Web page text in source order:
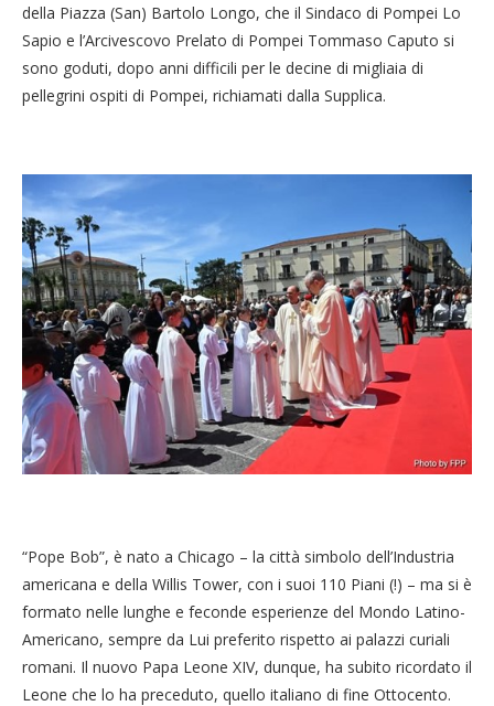
della Piazza (San) Bartolo Longo, che il Sindaco di Pompei Lo
Sapio e l’Arcivescovo Prelato di Pompei Tommaso Caputo si
sono goduti, dopo anni difficili per le decine di migliaia di
pellegrini ospiti di Pompei, richiamati dalla Supplica.
“Pope Bob”, è nato a Chicago – la città simbolo dell’Industria
americana e della Willis Tower, con i suoi 110 Piani (!) – ma si è
formato nelle lunghe e feconde esperienze del Mondo Latino-
Americano, sempre da Lui preferito rispetto ai palazzi curiali
romani. Il nuovo Papa Leone XIV, dunque, ha subito ricordato il
Leone che lo ha preceduto, quello italiano di fine Ottocento.